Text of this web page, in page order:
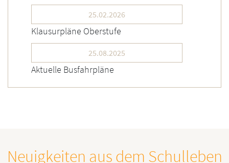
25.02.2026
Klausurpläne Oberstufe
25.08.2025
Aktuelle Busfahrpläne
Neuigkeiten aus dem Schulleben